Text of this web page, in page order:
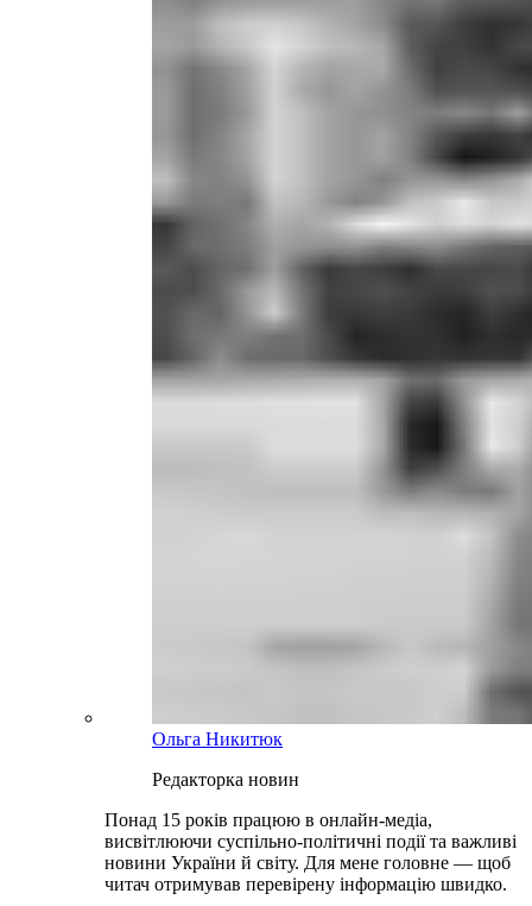
Ольга Никитюк
Редакторка новин
Понад 15 років працюю в онлайн-медіа,
висвітлюючи суспільно-політичні події та важливі
новини України й світу. Для мене головне — щоб
читач отримував перевірену інформацію швидко.